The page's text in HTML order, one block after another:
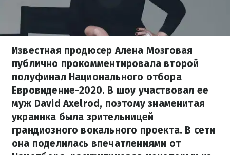
Известная продюсер Алена Мозговая
публично прокомментировала второй
полуфинал Национального отбора
Евровидение-2020. В шоу участвовал ее
муж David Axelrod, поэтому знаменитая
украинка была зрительницей
грандиозного вокального проекта. В сети
она поделилась впечатлениями от